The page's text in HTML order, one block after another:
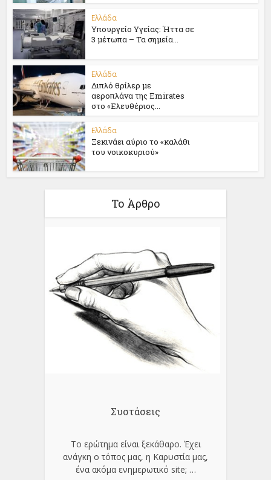
Ελλάδα
Υπουργείο Υγείας: Ήττα σε
3 μέτωπα – Τα σημεία...
Ελλάδα
Διπλό θρίλερ με
αεροπλάνα της Emirates
στο «Ελευθέριος...
Ελλάδα
Ξεκινάει αύριο το «καλάθι
του νοικοκυριού»
Το Άρθρο
Συστάσεις
Το ερώτημα είναι ξεκάθαρο. Έχει
ανάγκη ο τόπος μας, η Καρυστία μας,
ένα ακόμα ενημερωτικό site; …